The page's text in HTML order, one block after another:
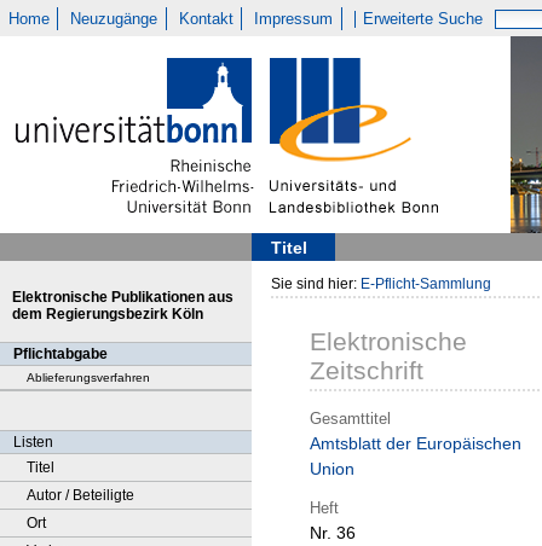
Home Neuzugänge Kontakt Impressum Erweiterte Suche
Titel
Elektronische Publikationen aus
dem Regierungsbezirk Köln
Pflichtabgabe
Ablieferungsverfahren
Listen
Titel
Autor / Beteiligte
Ort
Sie sind hier: E-Pflicht-Sammlung
Elektronische
Zeitschrift
Gesamttitel
Amtsblatt der Europäischen
Union
Heft
Nr. 36